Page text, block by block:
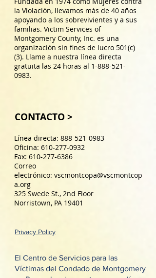
la Violación, llevamos más de 40 años
apoyando a los sobrevivientes y a sus
familias. Victim Services of
Montgomery County, Inc. es una
organización sin fines de lucro 501(c)
(3). Llame a nuestra línea directa
gratuita las 24 horas al 1-888-521-
0983.
CONTACTO >
Línea directa: 888-521-0983
Oficina: 610-277-0932
Fax: 610-277-6386
Correo
electrónico: vscmontcopa@vscmontcop
a.org
325 Swede St., 2nd Floor
Norristown, PA 19401
Privacy Policy
El Centro de Servicios para las
Víctimas del Condado de Montgomery